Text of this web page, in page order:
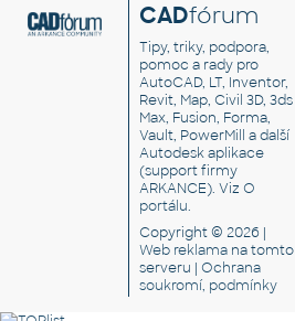
CADfórum
Tipy, triky, podpora,
pomoc a rady pro
AutoCAD, LT, Inventor,
Revit, Map, Civil 3D, 3ds
Max, Fusion, Forma,
Vault, PowerMill a další
Autodesk aplikace
(support firmy
ARKANCE). VizO
portálu.
Copyright © 2026 |
Web reklama na tomto
serveru |Ochrana
soukromí, podmínky